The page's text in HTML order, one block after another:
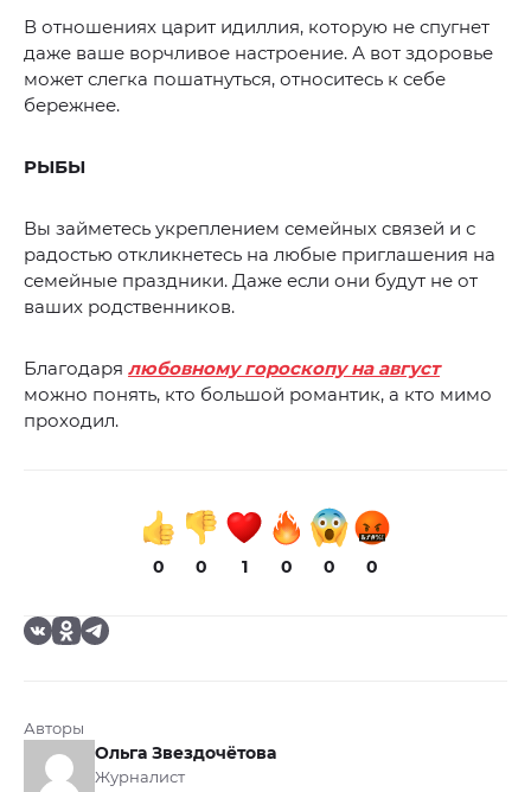
В отношениях царит идиллия, которую не спугнет
даже ваше ворчливое настроение. А вот здоровье
может слегка пошатнуться, относитесь к себе
бережнее.
РЫБЫ
Вы займетесь укреплением семейных связей и с
радостью откликнетесь на любые приглашения на
семейные праздники. Даже если они будут не от
ваших родственников.
Благодаря любовному гороскопу на август
можно понять, кто большой романтик, а кто мимо
проходил.
0 0 1 0 0 0
Авторы
Ольга Звездочётова
Журналист